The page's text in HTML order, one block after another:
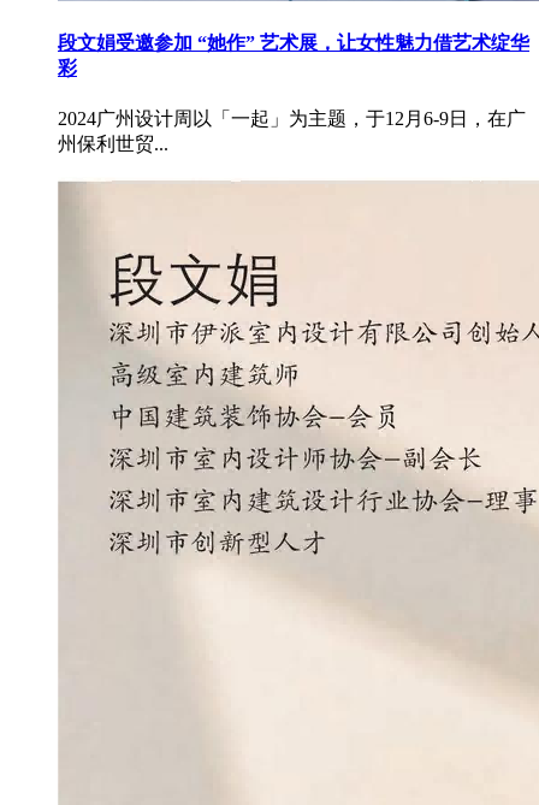
段文娟受邀参加 “她作” 艺术展，让女性魅力借艺术绽华
彩
2024广州设计周以「一起」为主题，于12月6-9日，在广
州保利世贸...